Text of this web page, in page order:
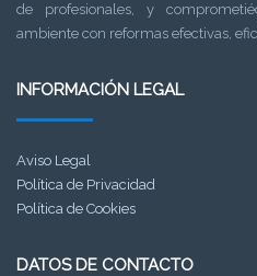
de profesionales, y
ambiente con reformas efectivas,
INFORMACIÓN LEGAL
Aviso Legal
Política de Privacidad
Política de Cookies
DATOS DE CONTACTO